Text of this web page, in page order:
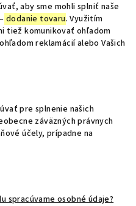
aby sme mohli splniť naše
dodanie tovaru. Využitím
tiež komunikovať ohľadom
reklamácií alebo Vašich
pre splnenie našich
záväzných právnych
účely, prípadne na
spracúvame osobné údaje?